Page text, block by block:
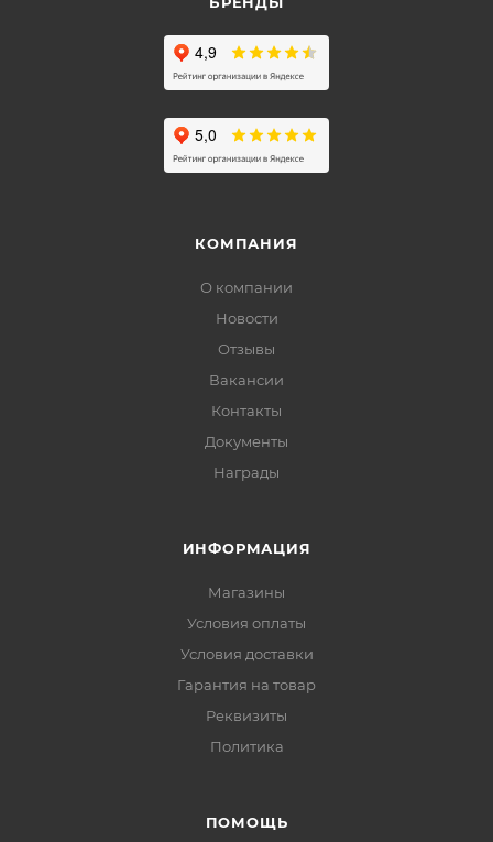
КОМПАНИЯ
О компании
Новости
Отзывы
Вакансии
Контакты
Документы
Награды
ИНФОРМАЦИЯ
Магазины
Условия оплаты
Условия доставки
Гарантия на товар
Реквизиты
Политика
ПОМОЩЬ